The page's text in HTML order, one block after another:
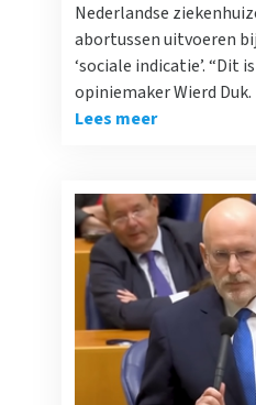
Nederlandse
abortussen uitvoeren
‘sociale indicatie’. “Dit
opiniemaker Wierd Duk.
Lees meer